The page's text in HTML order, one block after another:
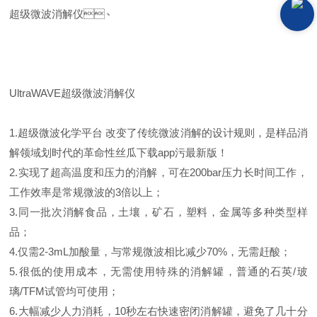
超级微波消解仪、
UltraWAVE超级微波消解仪
1.超级微波化学平台 改变了传统微波消解的设计规则，是样品消
解领域划时代的革命性丝瓜下载app污最新版！
2.实现了超高温度和压力的消解，可在200bar压力长时间工作，
工作效率是常规微波的3倍以上；
3.同一批次消解食品，土壤，矿石，塑料，金属等多种类型样
品；
4.仅需2-3mL加酸量，与常规微波相比减少70% ，无需赶酸；
5.很低的使用成本，无需使用特殊的消解罐，普通的石英/玻
璃/TFM试管均可使用；
6.大幅减少人力消耗， 10秒左右快速密闭消解罐，避免了几十分